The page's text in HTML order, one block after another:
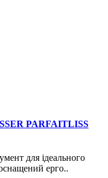
PARFAITLISS
для ідеального
ерго..